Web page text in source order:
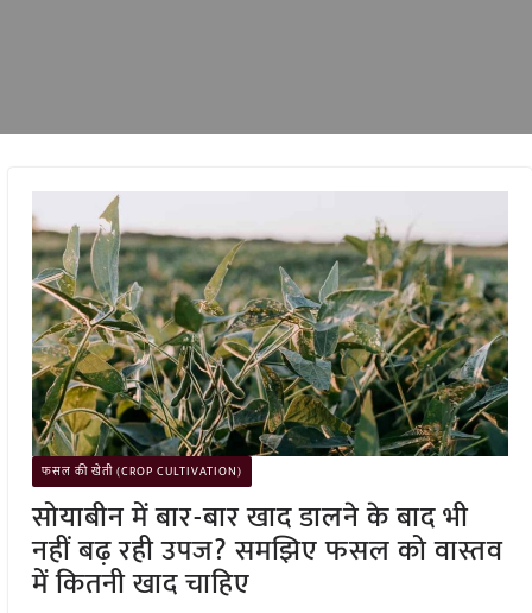
फसल की खेती (CROP CULTIVATION)
सोयाबीन में बार-बार खाद डालने के बाद भी
नहीं बढ़ रही उपज? समझिए फसल को वास्तव
में कितनी खाद चाहिए